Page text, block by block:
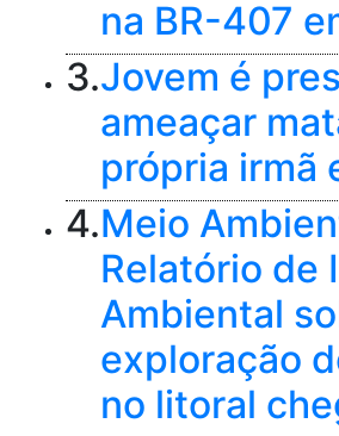
na BR-407
3.Jovem é
ameaçar
própria irmã
4.Meio
Relatório de
Ambiental
exploração
no litoral